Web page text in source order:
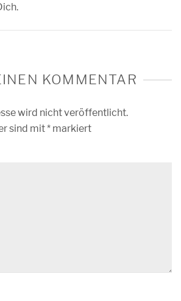
KOMMENTAR
wird nicht veröffentlicht.
sind mit* markiert